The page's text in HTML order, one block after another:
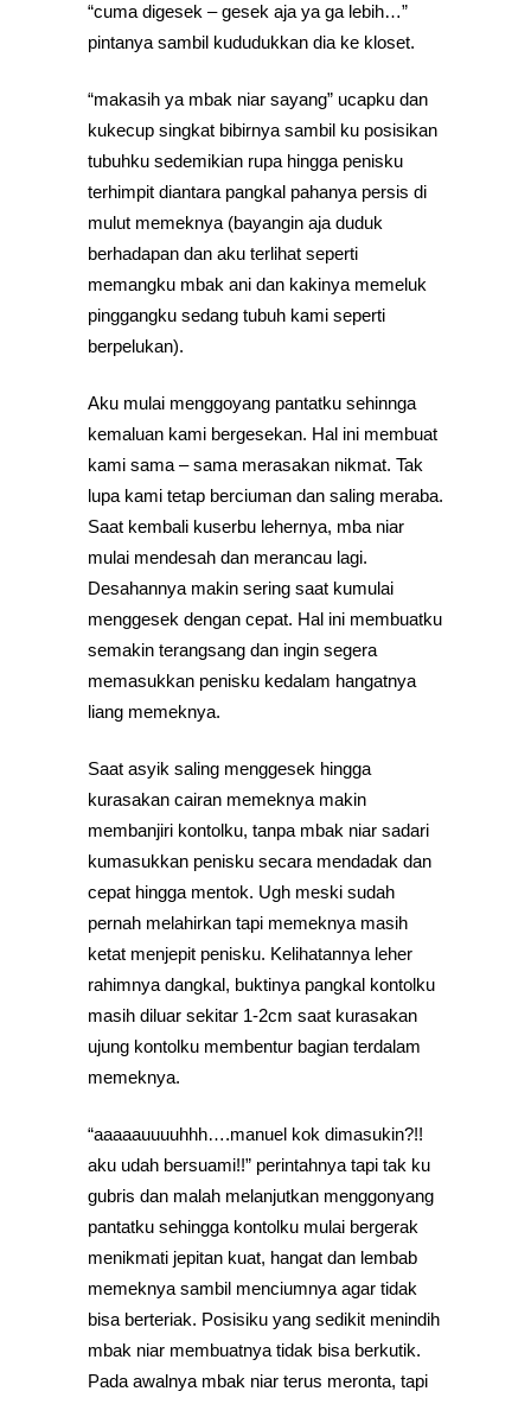
“cuma digesek – gesek aja ya ga lebih…”
pintanya sambil kududukkan dia ke kloset.
“makasih ya mbak niar sayang” ucapku dan
kukecup singkat bibirnya sambil ku posisikan
tubuhku sedemikian rupa hingga penisku
terhimpit diantara pangkal pahanya persis di
mulut memeknya (bayangin aja duduk
berhadapan dan aku terlihat seperti
memangku mbak ani dan kakinya memeluk
pinggangku sedang tubuh kami seperti
berpelukan).
Aku mulai menggoyang pantatku sehinnga
kemaluan kami bergesekan. Hal ini membuat
kami sama – sama merasakan nikmat. Tak
lupa kami tetap berciuman dan saling meraba.
Saat kembali kuserbu lehernya, mba niar
mulai mendesah dan merancau lagi.
Desahannya makin sering saat kumulai
menggesek dengan cepat. Hal ini membuatku
semakin terangsang dan ingin segera
memasukkan penisku kedalam hangatnya
liang memeknya.
Saat asyik saling menggesek hingga
kurasakan cairan memeknya makin
membanjiri kontolku, tanpa mbak niar sadari
kumasukkan penisku secara mendadak dan
cepat hingga mentok. Ugh meski sudah
pernah melahirkan tapi memeknya masih
ketat menjepit penisku. Kelihatannya leher
rahimnya dangkal, buktinya pangkal kontolku
masih diluar sekitar 1-2cm saat kurasakan
ujung kontolku membentur bagian terdalam
memeknya.
“aaaaauuuuhhh….manuel kok dimasukin?!!
aku udah bersuami!!” perintahnya tapi tak ku
gubris dan malah melanjutkan menggonyang
pantatku sehingga kontolku mulai bergerak
menikmati jepitan kuat, hangat dan lembab
memeknya sambil menciumnya agar tidak
bisa berteriak. Posisiku yang sedikit menindih
mbak niar membuatnya tidak bisa berkutik.
Pada awalnya mbak niar terus meronta, tapi